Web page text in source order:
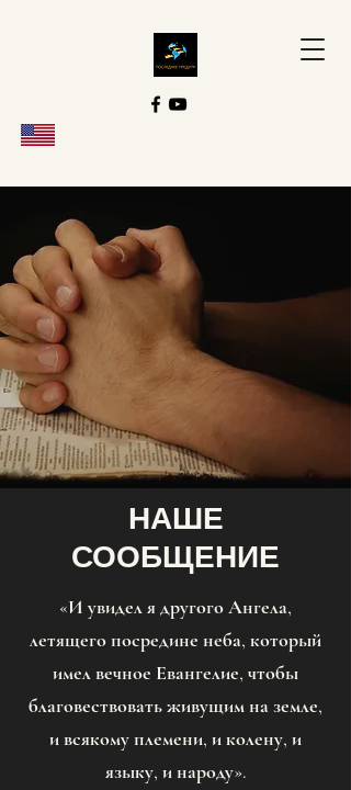
НАШЕ
СООБЩЕНИЕ
«И увидел я другого Ангела,
летящего посредине неба, который
имел вечное Евангелие, чтобы
благовествовать живущим на земле,
и всякому племени, и колену, и
языку, и народу».